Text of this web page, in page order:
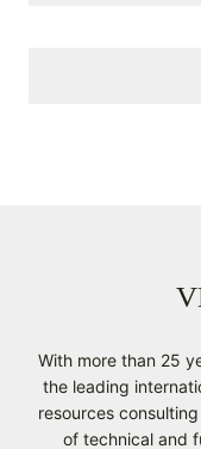
With more than 25
the leading
resources
of technical and